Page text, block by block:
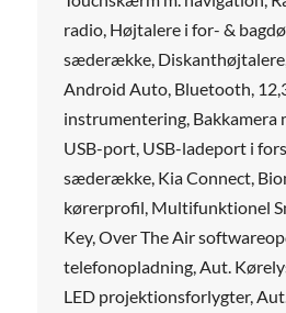
radio, Højtalere i for- &
sæderække,
Android Auto, Bluetooth,
instrumentering, Bakkamera
USB-port, USB-ladeport i
sæderække, Kia Connect,
kørerprofil, Multifunktionel
Key, Over The Air
telefonopladning, Aut.
LED projektionsforlygter,